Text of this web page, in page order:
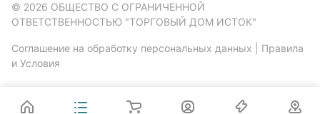
© 2026 ОБЩЕСТВО С ОГРАНИЧЕННОЙ
ОТВЕТСТВЕННОСТЬЮ "ТОРГОВЫЙ ДОМ ИСТОК"
Соглашение на обработку персональных данных
Правила
и Условия